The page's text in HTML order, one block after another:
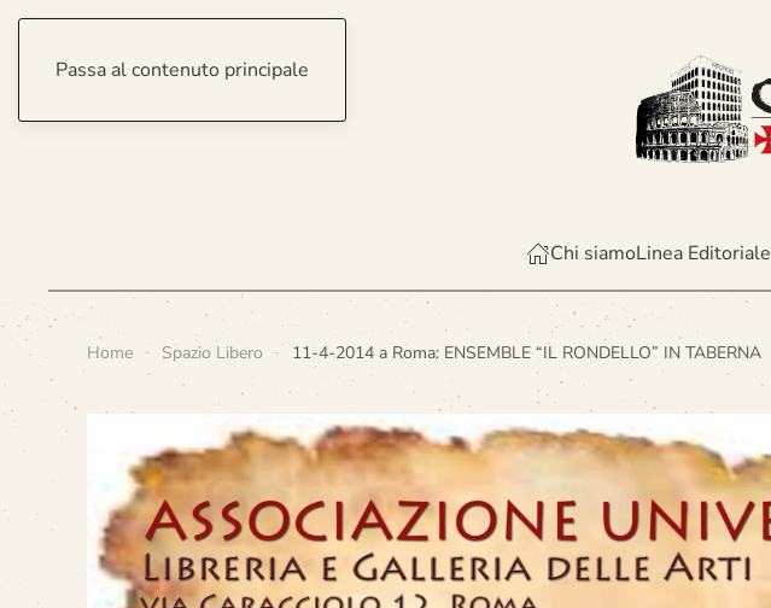
Passa al contenuto principale
Chi siamoLinea Editoriale
Home Spazio Libero 11-4-2014 a Roma: ENSEMBLE “IL RONDELLO” IN TABERNA